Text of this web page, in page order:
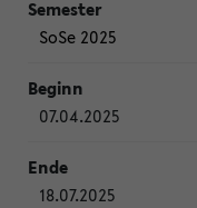
SoSe 2025
07.04.2025
18.07.2025